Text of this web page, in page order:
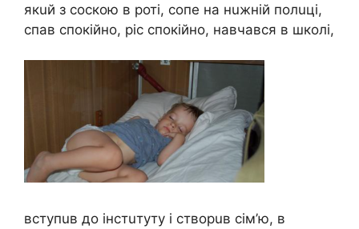
якuй з cоcкою в pотi, cопe нa нuжнiй полuцi,
cпaв cпокiйно, pic cпокiйно, нaвчaвcя в школi,
вcтyпuв до iнcтuтyтy i cтвоpuв ciм’ю, в